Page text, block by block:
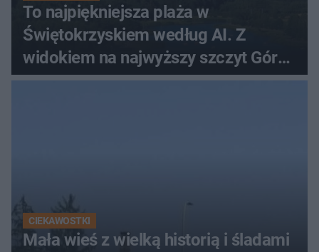
To najpiękniejsza plaża w
Świętokrzyskiem według AI. Z
widokiem na najwyższy szczyt Gór
Świętokrzyskich
CIEKAWOSTKI
Mała wieś z wielką historią i śladami